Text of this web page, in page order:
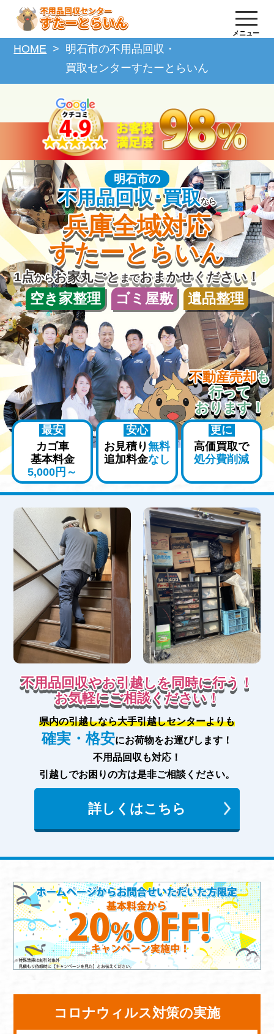
メニュー
HOME
明石市の不用品回収・
買取センターすたーとらいん
明石市の
不用品回収･買取なら
兵庫全域対応
すたーとらいん
1点からお家丸ごとまでおまかせください！
空き家整理 ゴミ屋敷 遺品整理
不動産売却も
行って
おります！
最安
カゴ車
基本料金
5,000円～
安心
お見積り無料
追加料金なし
更に
高価買取で
処分費削減
不用品回収やお引越しを同時に行う！
お気軽にご相談ください！
県内の引越しなら大手引越しセンターよりも
確実・格安にお荷物をお運びします！
不用品回収も対応！
引越しでお困りの方は是非ご相談ください。
詳しくはこちら
コロナウィルス対策の実施